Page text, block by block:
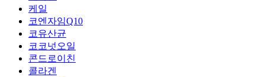
케일
코엔자임Q10
코유산균
코코넛오일
콘드로이친
콜라겐